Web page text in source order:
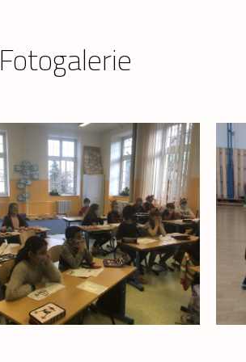
Fotogalerie